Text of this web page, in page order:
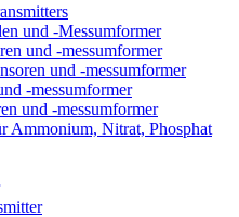
und -Messumformer
und -messumformer
und -messumformer
-messumformer
und -messumformer
Ammonium, Nitrat, Phosphat